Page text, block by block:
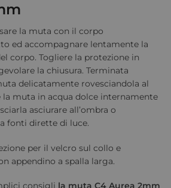
la muta con il corpo
ed accompagnare lentamente la
corpo. Togliere la protezione in
la chiusura. Terminata
delicatamente rovesciandola al
la muta in acqua dolce internamente
asciurare all’ombra o
fonti dirette di luce.
per il velcro sul collo e
appendino a spalla larga.
consigli la muta C4 Aurea 2mm